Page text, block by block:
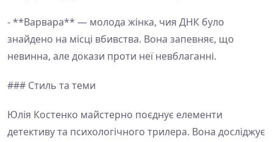
- **Варвара** — молода жінка, чия ДНК було
знайдено на місці вбивства. Вона запевняє, що
невинна, але докази проти неї невблаганні.
### Стиль та теми
Юлія Костенко майстерно поєднує елементи
детективу та психологічного трилера. Вона досліджує